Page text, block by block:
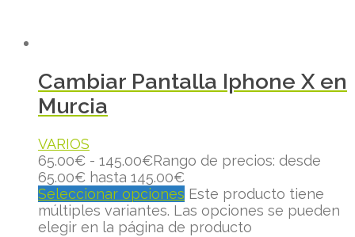
Cambiar Pantalla Iphone X en
Murcia
VARIOS
65.00€ - 145.00€Rango de precios: desde
65.00€ hasta 145.00€
Seleccionar opciones Este producto tiene
múltiples variantes. Las opciones se pueden
elegir en la página de producto